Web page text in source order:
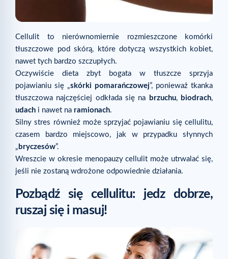
Cellulit to nierównomiernie rozmieszczone komórki
tłuszczowe pod skórą, które dotyczą wszystkich kobiet,
nawet tych bardzo szczupłych.
Oczywiście dieta zbyt bogata w tłuszcze sprzyja
pojawianiu się „skórki pomarańczowej”, ponieważ tkanka
tłuszczowa najczęściej odkłada się na brzuchu, biodrach,
udach i nawet na ramionach.
Silny stres również może sprzyjać pojawianiu się cellulitu,
czasem bardzo miejscowo, jak w przypadku słynnych
„ bryczesów”.
Wreszcie w okresie menopauzy cellulit może utrwalać się,
jeśli nie zostaną wdrożone odpowiednie działania.
Pozbądź się cellulitu: jedz dobrze,
ruszaj się i masuj!